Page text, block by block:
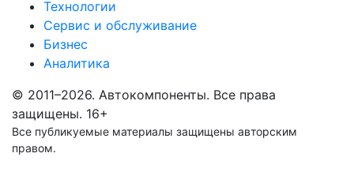
Технологии
Сервис и обслуживание
Бизнес
Аналитика
© 2011–2026. Автокомпоненты. Все права
защищены. 16+
Все публикуемые материалы защищены авторским
правом.